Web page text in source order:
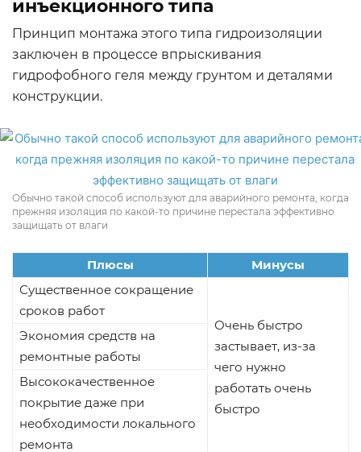
инъекционного типа
Принцип монтажа этого типа гидроизоляции
заключен в процессе впрыскивания
гидрофобного геля между грунтом и деталями
конструкции.
Обычно такой способ используют для аварийного ремонта, когда
прежняя изоляция по какой-то причине перестала эффективно
защищать от влаги
Плюсы
Минусы
Существенное сокращение
сроков работ
Очень быстро
застывает, из-за
чего нужно
работать очень
быстро
Экономия средств на
ремонтные работы
Высококачественное
покрытие даже при
необходимости локального
ремонта